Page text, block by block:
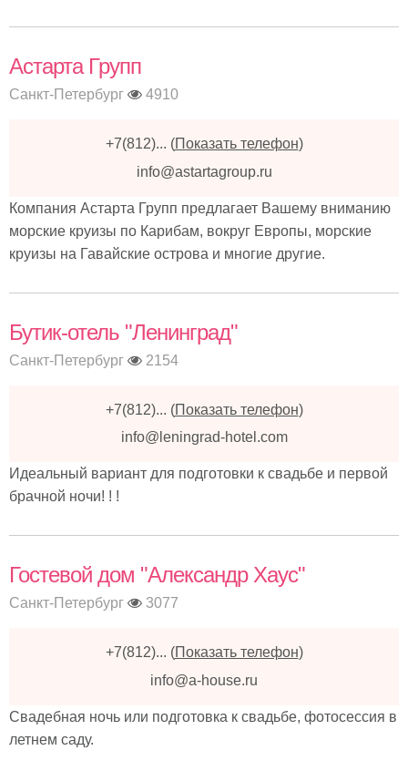
Астарта Групп
Санкт-Петербург 4910
+7(812)... (Показать телефон)
info@astartagroup.ru
Компания Астарта Групп предлагает Вашему вниманию
морские круизы по Карибам, вокруг Европы, морские
круизы на Гавайские острова и многие другие.
Бутик-отель "Ленинград"
Санкт-Петербург 2154
+7(812)... (Показать телефон)
info@leningrad-hotel.com
Идеальный вариант для подготовки к свадьбе и первой
брачной ночи! ! !
Гостевой дом "Александр Хаус"
Санкт-Петербург 3077
+7(812)... (Показать телефон)
info@a-house.ru
Свадебная ночь или подготовка к свадьбе, фотосессия в
летнем саду.